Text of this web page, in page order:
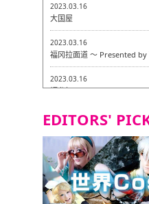
2023.03.16
大国屋
2023.03.16
福冈拉面道 〜 Presented
2023.03.16
福龙轩
2023.03.07
Isogiyokarazu 博多总店 〜
的试吃之旅 in 福冈市！〜
2023.03.07
严格素食主义・素食主义者
2023.03.02
EDITORS'